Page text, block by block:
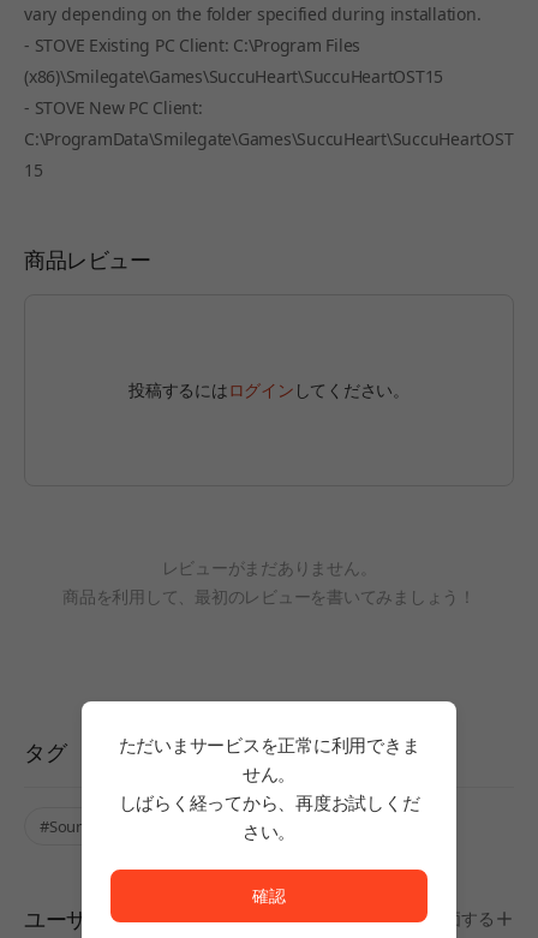
vary depending on the folder specified during installation.
- STOVE Existing PC Client: C:\Program Files
(x86)\Smilegate\Games\SuccuHeart\SuccuHeartOST15
- STOVE New PC Client:
C:\ProgramData\Smilegate\Games\SuccuHeart\SuccuHeartOST
15
商品レビュー
投稿するにはログイン してください。
レビューがまだありません。
商品を利用して、最初のレビューを書いてみましょう！
タグ
#Soundtrack
ユーザー評価 評価する
ただいまサービスを正常に利用できま
せん。
しばらく経ってから、再度お試しくだ
さい。
確認